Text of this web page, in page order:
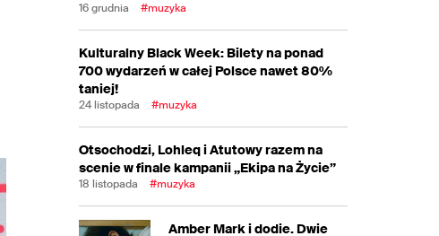
16 grudnia #muzyka
Kulturalny Black Week: Bilety na ponad
700 wydarzeń w całej Polsce nawet 80%
taniej!
24 listopada #muzyka
Otsochodzi, Lohleq i Atutowy razem na
scenie w finale kampanii „Ekipa na Życie”
18 listopada #muzyka
Amber Mark i dodie. Dwie